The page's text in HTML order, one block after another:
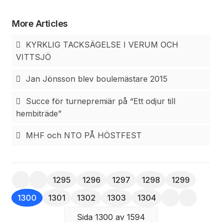
samhällstjänst!).
Sannolikt var det Botilda Jönsson i Mörkhult som
var den drivande kraften för bildandet av en
syförening. Hon hade god hjälp av lärarinnan Karin
Jacob Lindhé auktionsropare. Under de gångna
Vid syföreningens början och några årtionden
framåt var medlemsantalet omkring 20 kvinnor.
är orsaken till minskat antal aktiva i föreningen.
More Articles
KYRKLIG TACKSÄGELSE I VERUM OCH
VITTSJÖ
Jan Jönsson blev boulemästare 2015
Succe för turnepremiär på “Ett odjur till
hembiträde”
MHF och NTO PÅ HÖSTFEST
1295 1296 1297 1298
1299
1300
1301 1302 1303
1304
Sida 1300 av 1594